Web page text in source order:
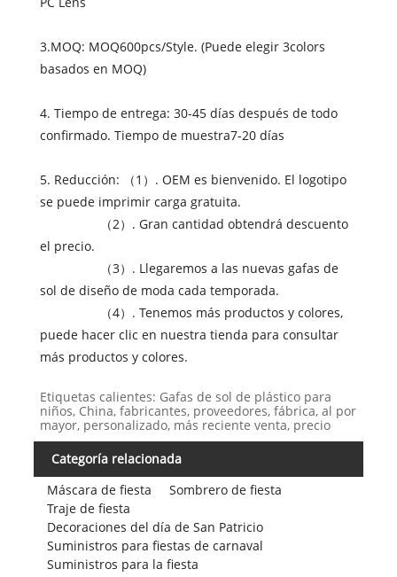
3.MOQ: MOQ600pcs/Style. (Puede elegir 3colors
basados ​​en MOQ)
4. Tiempo de entrega: 30-45 días después de todo
confirmado. Tiempo de muestra7-20 días
5. Reducción: （1）. OEM es bienvenido. El logotipo
se puede imprimir carga gratuita.
（2）. Gran cantidad obtendrá descuento
el precio.
（3）. Llegaremos a las nuevas gafas de
sol de diseño de moda cada temporada.
（4）. Tenemos más productos y colores,
puede hacer clic en nuestra tienda para consultar
más productos y colores.
Etiquetas calientes: Gafas de sol de plástico para
niños, China, fabricantes, proveedores, fábrica, al por
mayor, personalizado, más reciente venta, precio
Categoría relacionada
Máscara de fiesta
Sombrero de fiesta
Traje de fiesta
Decoraciones del día de San Patricio
Suministros para fiestas de carnaval
Suministros para la fiesta